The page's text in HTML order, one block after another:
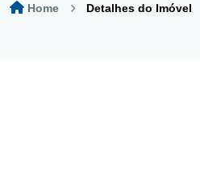
Home Detalhes do Imóvel